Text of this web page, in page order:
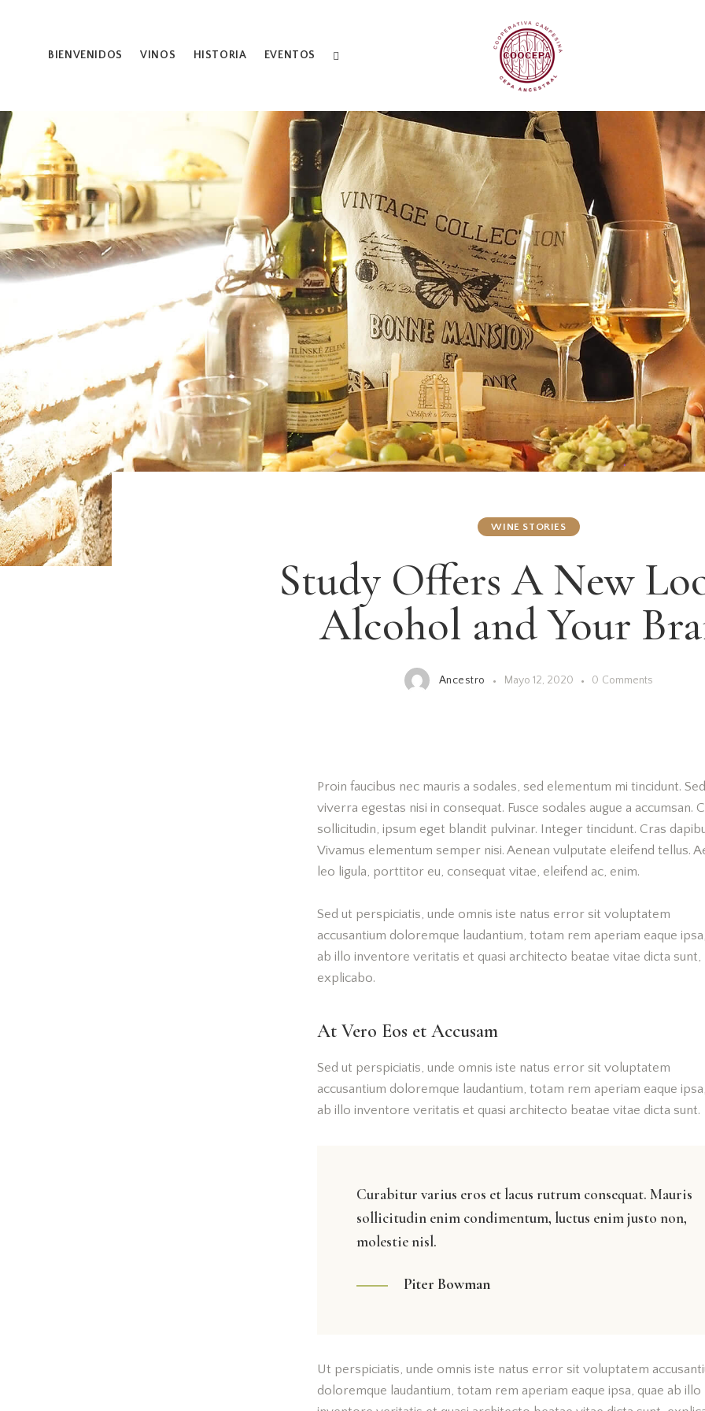
BIENVENIDOS VINOS HISTORIA EVENTOS
WINE STORIES
Study Offers A New
Alcohol and Your
Ancestro Mayo 12, 2020 0 Comments
Proin faucibus nec mauris a sodales, sed elementum mi tincidunt.
viverra egestas nisi in consequat. Fusce sodales augue a accumsan.
sollicitudin, ipsum eget blandit pulvinar. Integer tincidunt. Cras
Vivamus elementum semper nisi. Aenean vulputate eleifend tellus.
leo ligula, porttitor eu, consequat vitae, eleifend ac, enim.
Sed ut perspiciatis, unde omnis iste natus error sit voluptatem
accusantium doloremque laudantium, totam rem aperiam eaque
ab illo inventore veritatis et quasi architecto beatae vitae dicta sunt,
explicabo.
At Vero Eos et Accusam
Sed ut perspiciatis, unde omnis iste natus error sit voluptatem
accusantium doloremque laudantium, totam rem aperiam eaque
ab illo inventore veritatis et quasi architecto beatae vitae dicta sunt.
Curabitur varius eros et lacus rutrum consequat. Mauris
sollicitudin enim condimentum, luctus enim justo non,
molestie nisl.
Piter Bowman
Ut perspiciatis, unde omnis iste natus error sit voluptatem
doloremque laudantium, totam rem aperiam eaque ipsa, quae ab illo